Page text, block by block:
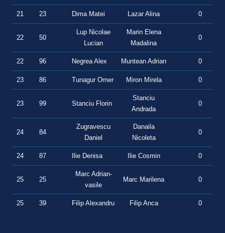
21 23 Dima Matei Lazar Alina 0
22 50
Lup Nicolae
Lucian
Marin Elena
Madalina
0
22 96 Negrea Alex Muntean Adrian 0
23 86 Tunagur Omer Miron Mirela 0
23 99 Stanciu Florin
Stanciu
Andrada
0
24 84
Zugravescu
Daniel
Danaila
Nicoleta
0
24 87 Ilie Denisa Ilie Cosmin 0
25 25
Marc Adrian-
vasile
Marc Marilena 0
25 39 Filip Alexandru Filip Anca 0